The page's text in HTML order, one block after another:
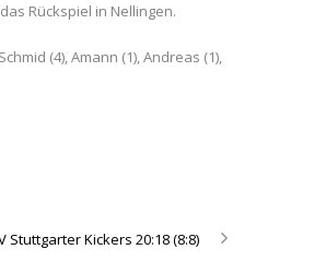
Rückspiel in Nellingen.
(4), Amann (1), Andreas (1),
Stuttgarter Kickers 20:18 (8:8)